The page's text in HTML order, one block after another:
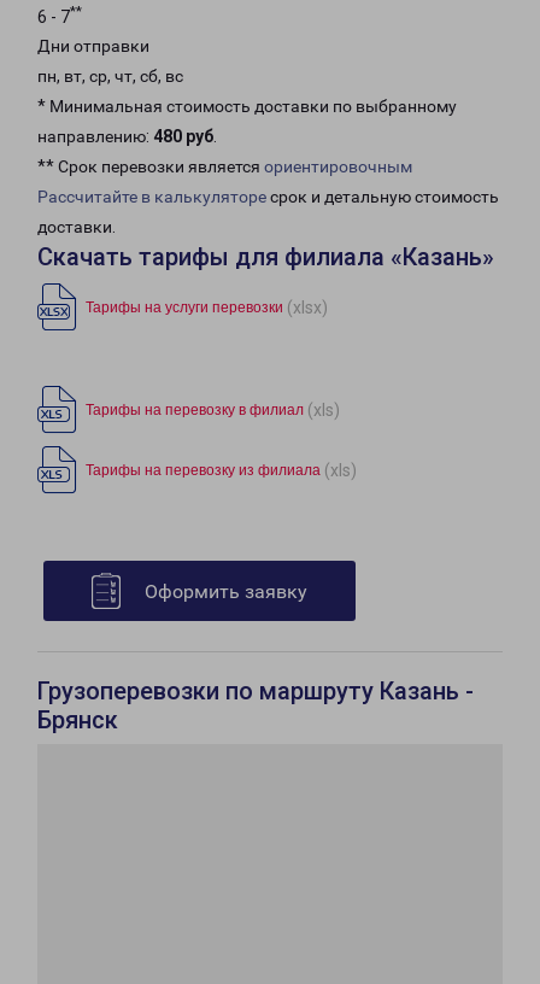
6 - 7**
Дни отправки
пн, вт, ср, чт, сб, вс
* Минимальная стоимость доставки по выбранному
направлению: 480 руб.
** Срок перевозки является ориентировочным
Рассчитайте в калькуляторесрок и детальную стоимость
доставки.
Скачать тарифы для филиала «Казань»
Тарифы на услуги перевозки (xlsx)
Тарифы на перевозку в филиал (xls)
Тарифы на перевозку из филиала (xls)
Оформить заявку
Грузоперевозки по маршруту Казань -
Брянск